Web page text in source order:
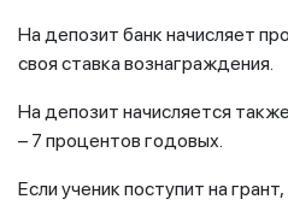
На депозит банк начисляет
своя ставка вознаграждения.
На депозит начисляется
– 7 процентов годовых.
Если ученик поступит на